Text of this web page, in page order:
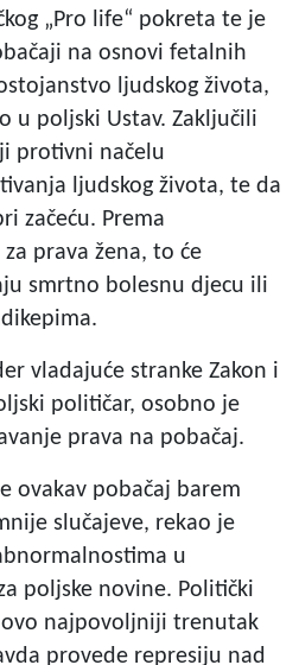
„Pro life“ pokreta te je
na osnovi fetalnih
ljudskog života,
u poljski Ustav. Zaključili
protivni načelu
ljudskog života, te da
začeću. Prema
prava žena, to će
smrtno bolesnu djecu ili
vladajuće stranke Zakon i
političar, osobno je
prava na pobačaj.
ovakav pobačaj barem
slučajeve, rekao je
u
poljske novine. Politički
najpovoljniji trenutak
provede represiju nad